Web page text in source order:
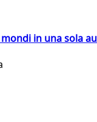
in una sola